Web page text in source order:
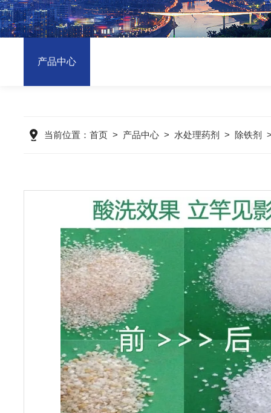
产品中心
当前位置： 首页 > 产品中心 > 水处理药剂 > 除铁剂